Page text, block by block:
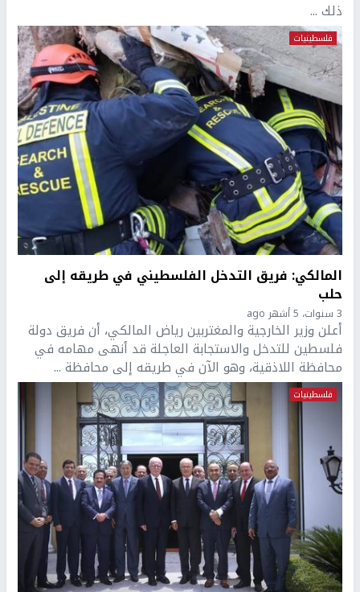
ذلك ...
فلسطينيات
المالكي: فريق التدخل الفلسطيني في طريقه إلى
حلب
3 سنوات، 5 أشهر ago
أعلن وزير الخارجية والمغتربين رياض المالكي، أن فريق دولة
فلسطين للتدخل والاستجابة العاجلة قد أنهى مهامه في
محافظة اللاذقية، وهو الآن في طريقه إلى محافظة ...
فلسطينيات